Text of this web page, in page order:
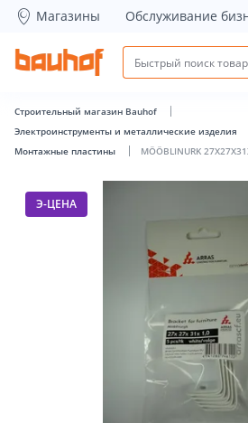
MÖÖBLINURK 27X27X31X1,0
Магазины Обслуживание
Строительный магазин Bauhof
Электроинструменты и металлические изделия
Монтажные пластины
MÖÖBLINURK
Э-ЦЕНА